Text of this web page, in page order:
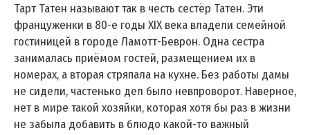
Тарт Татен называют так в честь сестёр Татен. Эти
француженки в 80-е годы XIX века владели семейной
гостиницей в городе Ламотт-Беврон. Одна сестра
занималась приёмом гостей, размещением их в
номерах, а вторая стряпала на кухне. Без работы дамы
не сидели, частенько дел было невпроворот. Наверное,
нет в мире такой хозяйки, которая хотя бы раз в жизни
не забыла добавить в блюдо какой-то важный